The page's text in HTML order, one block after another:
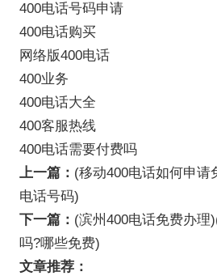
400电话号码申请
400电话购买
网络版400电话
400业务
400电话大全
400客服热线
400电话需要付费吗
上一篇： (移动400电话如何申请
电话号码)
下一篇： (滨州400电话免费办理
吗?哪些免费)
文章推荐：